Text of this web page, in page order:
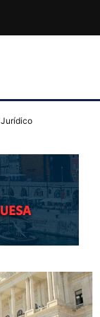
Jurídico